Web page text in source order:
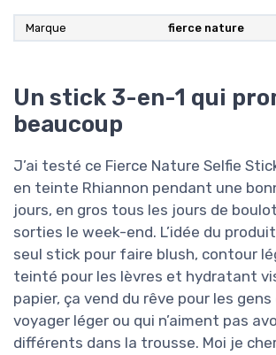
Marque fierce nature
Un stick 3-en-1 qui
beaucoup
J’ai testé ce Fierce Nature Selfie
en teinte Rhiannon pendant une
jours, en gros tous les jours de
sorties le week-end. L’idée du
seul stick pour faire blush, contour
teinté pour les lèvres et hydratant
papier, ça vend du rêve pour les
voyager léger ou qui n’aiment pas
différents dans la trousse. Moi je